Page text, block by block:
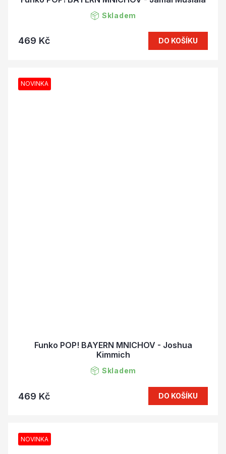
Skladem
469 Kč DO KOŠÍKU
NOVINKA
Funko POP! BAYERN MNICHOV - Joshua
Kimmich
Skladem
469 Kč DO KOŠÍKU
NOVINKA